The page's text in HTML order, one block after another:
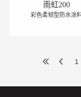
雨虹200
彩色柔韧型防水涂
1